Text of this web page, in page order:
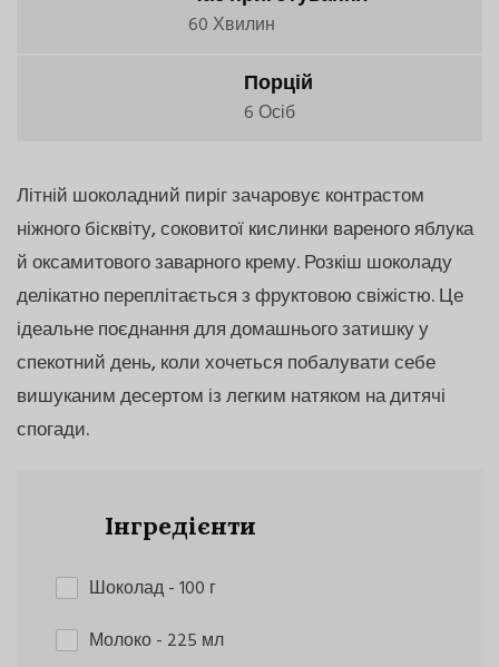
60 Хвилин
Порцій
6 Осіб
Літній шоколадний пиріг зачаровує контрастом
ніжного бісквіту, соковитої кислинки вареного яблука
й оксамитового заварного крему. Розкіш шоколаду
делікатно переплітається з фруктовою свіжістю. Це
ідеальне поєднання для домашнього затишку у
спекотний день, коли хочеться побалувати себе
вишуканим десертом із легким натяком на дитячі
спогади.
Інгредієнти
Шоколад- 100 г
Молоко- 225 мл